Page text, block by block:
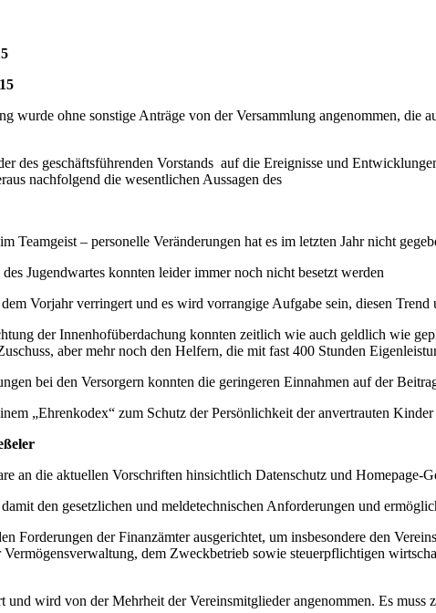
2015
2015
wurde ohne sonstige Anträge von der Versammlung angenommen,
des geschäftsführenden Vorstands auf die Ereignisse und
nachfolgend die wesentlichen Aussagen des
Teamgeist – personelle Veränderungen hat es im letzten Jahr nicht
Jugendwartes konnten leider immer noch nicht besetzt werden
Vorjahr verringert und es wird vorrangige Aufgabe sein, diesen Trend
der Innenhofüberdachung konnten zeitlich wie auch geldlich wie
aber mehr noch den Helfern, die mit fast 400 Stunden
bei den Versorgern konnten die geringeren Einnahmen auf der
„Ehrenkodex“ zum Schutz der Persönlichkeit der anvertrauten
an die aktuellen Vorschriften hinsichtlich Datenschutz und Homepage-
den gesetzlichen und meldetechnischen Anforderungen und
Forderungen der Finanzämter ausgerichtet, um insbesondere den
dem Zweckbetrieb sowie steuerpflichtigen
und wird von der Mehrheit der Vereinsmitglieder angenommen. Es